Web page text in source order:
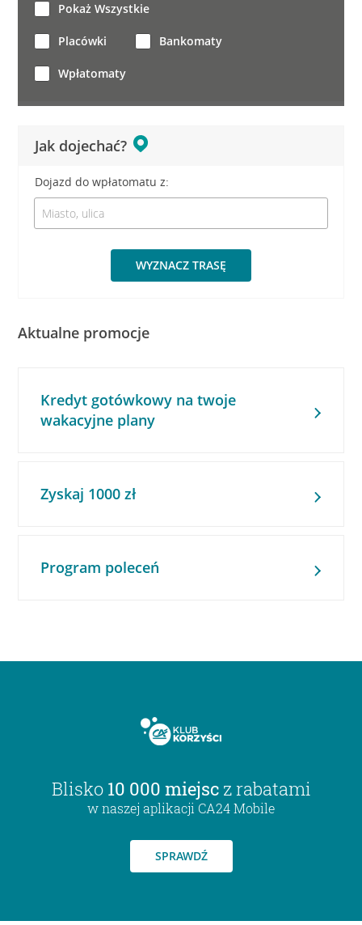
Jak dojechać?
Dojazd do wpłatomatu z:
WYZNACZ TRASĘ
Pokaż Wszystkie
Placówki Bankomaty
Wpłatomaty
Aktualne promocje
Kredyt gotówkowy na twoje
wakacyjne plany
Zyskaj 1000 zł
Program poleceń
Blisko 10 000 miejsc z rabatami
w naszej aplikacji CA24 Mobile
SPRAWDŹ